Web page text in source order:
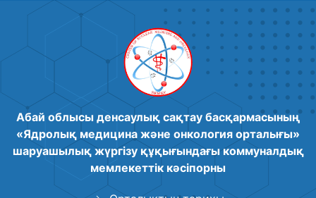
Абай облысы денсаулық сақтау басқармасының
«Ядролық медицина және онкология орталығы»
шаруашылық жүргізу құқығындағы коммуналдық
мемлекеттік кәсіпорны